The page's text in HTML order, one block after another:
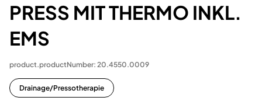
PRESS MIT THERMO INKL.
EMS
product.productNumber: 20.4550.0009
Drainage/Pressotherapie